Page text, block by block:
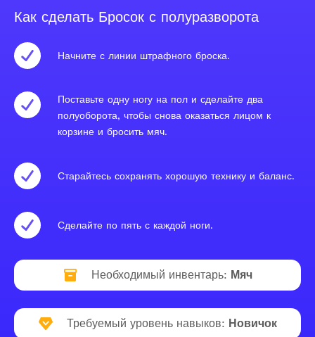
Как сделать Бросок с полуразворота
Начните с линии штрафного броска.
Поставьте одну ногу на пол и сделайте два
полуоборота, чтобы снова оказаться лицом к
корзине и бросить мяч.
Старайтесь сохранять хорошую технику и баланс.
Сделайте по пять с каждой ноги.
Необходимый инвентарь: Мяч
Требуемый уровень навыков: Новичок